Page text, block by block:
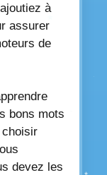
à
assurer
de
bons mots
devez les